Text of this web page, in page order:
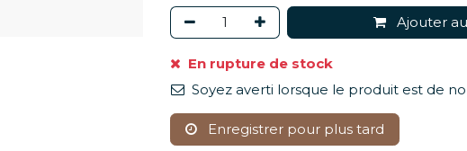
Ajouter
En rupture de stock
Soyez averti lorsque le produit est de
Enregistrer pour plus tard